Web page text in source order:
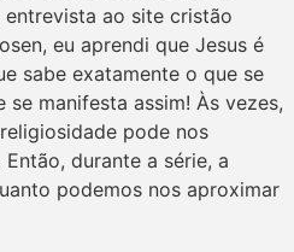
ao site cristão
eu aprendi que Jesus é
sabe exatamente o que se
se manifesta assim! Às vezes,
pode nos
durante a série, a
podemos nos aproximar